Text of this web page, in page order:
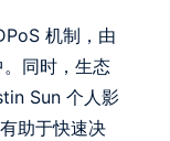
机制，由
同时，生态
Sun 个人影
助于快速决